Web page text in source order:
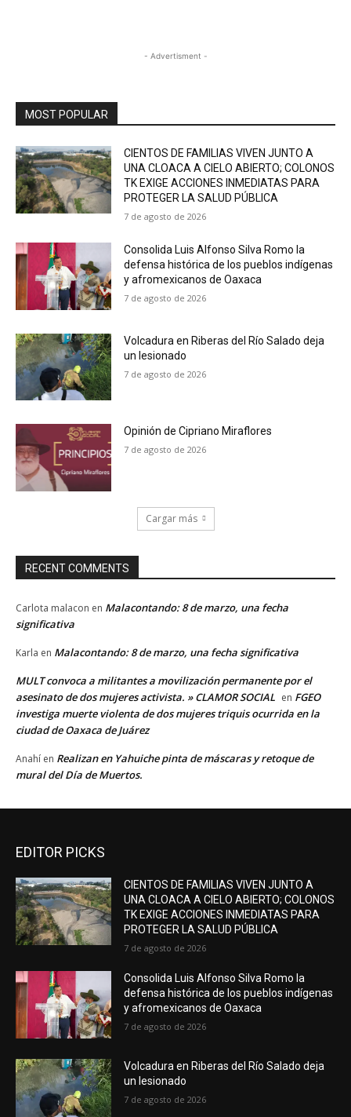
- Advertisment -
MOST POPULAR
CIENTOS DE FAMILIAS VIVEN JUNTO A
UNA CLOACA A CIELO ABIERTO; COLONOS
TK EXIGE ACCIONES INMEDIATAS PARA
PROTEGER LA SALUD PÚBLICA
7 de agosto de 2026
Consolida Luis Alfonso Silva Romo la
defensa histórica de los pueblos indígenas
y afromexicanos de Oaxaca
7 de agosto de 2026
Volcadura en Riberas del Río Salado deja
un lesionado
7 de agosto de 2026
Opinión de Cipriano Miraflores
7 de agosto de 2026
Cargar más
RECENT COMMENTS
Carlota malacon en Malacontando: 8 de marzo, una fecha
significativa
Karla en Malacontando: 8 de marzo, una fecha significativa
MULT convoca a militantes a movilización permanente por el
asesinato de dos mujeres activista. » CLAMOR SOCIAL en FGEO
investiga muerte violenta de dos mujeres triquis ocurrida en la
ciudad de Oaxaca de Juárez
Anahí en Realizan en Yahuiche pinta de máscaras y retoque de
mural del Día de Muertos.
EDITOR PICKS
CIENTOS DE FAMILIAS VIVEN JUNTO A
UNA CLOACA A CIELO ABIERTO; COLONOS
TK EXIGE ACCIONES INMEDIATAS PARA
PROTEGER LA SALUD PÚBLICA
7 de agosto de 2026
Consolida Luis Alfonso Silva Romo la
defensa histórica de los pueblos indígenas
y afromexicanos de Oaxaca
7 de agosto de 2026
Volcadura en Riberas del Río Salado deja
un lesionado
7 de agosto de 2026